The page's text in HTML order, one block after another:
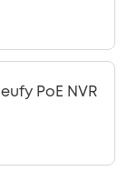
PoE NVR